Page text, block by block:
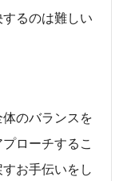
るのは難しい
のバランスを
ローチするこ
お手伝いをし